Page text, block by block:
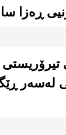
ڕەزا
لەسەر